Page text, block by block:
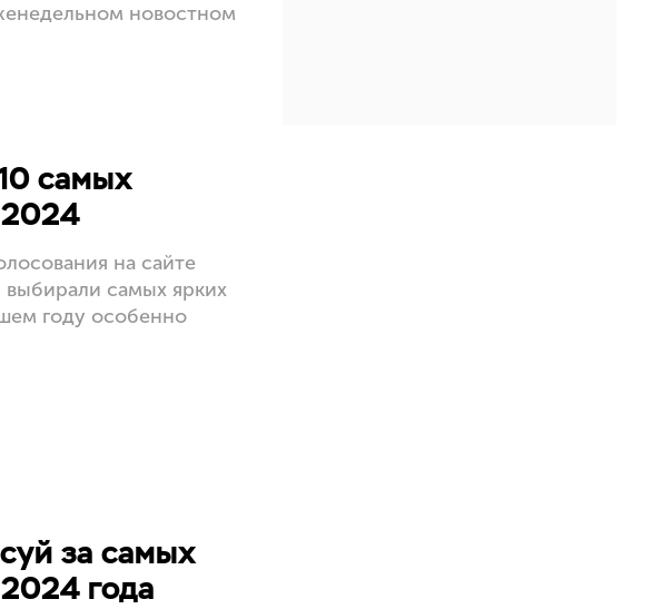
новостном
самых
на сайте
самых ярких
году особенно
за самых
года